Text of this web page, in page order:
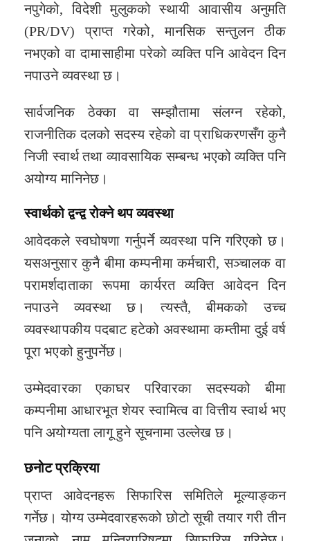
नपुगेको, विदेशी मुलुकको स्थायी आवासीय अनुमति
(PR/DV) प्राप्त गरेको, मानसिक सन्तुलन ठीक
नभएको वा दामासाहीमा परेको व्यक्ति पनि आवेदन दिन
नपाउने व्यवस्था छ।
सार्वजनिक ठेक्का वा सम्झौतामा संलग्न रहेको,
राजनीतिक दलको सदस्य रहेको वा प्राधिकरणसँग कुनै
निजी स्वार्थ तथा व्यावसायिक सम्बन्ध भएको व्यक्ति पनि
अयोग्य मानिनेछ।
स्वार्थको द्वन्द्व रोक्ने थप व्यवस्था
आवेदकले स्वघोषणा गर्नुपर्ने व्यवस्था पनि गरिएको छ।
यसअनुसार कुनै बीमा कम्पनीमा कर्मचारी, सञ्चालक वा
परामर्शदाताका रूपमा कार्यरत व्यक्ति आवेदन दिन
नपाउने व्यवस्था छ। त्यस्तै, बीमकको उच्च
व्यवस्थापकीय पदबाट हटेको अवस्थामा कम्तीमा दुई वर्ष
पूरा भएको हुनुपर्नेछ।
उम्मेदवारका एकाघर परिवारका सदस्यको बीमा
कम्पनीमा आधारभूत शेयर स्वामित्व वा वित्तीय स्वार्थ भए
पनि अयोग्यता लागू हुने सूचनामा उल्लेख छ।
छनोट प्रक्रिया
प्राप्त आवेदनहरू सिफारिस समितिले मूल्याङ्कन
गर्नेछ। योग्य उम्मेदवारहरूको छोटो सूची तयार गरी तीन